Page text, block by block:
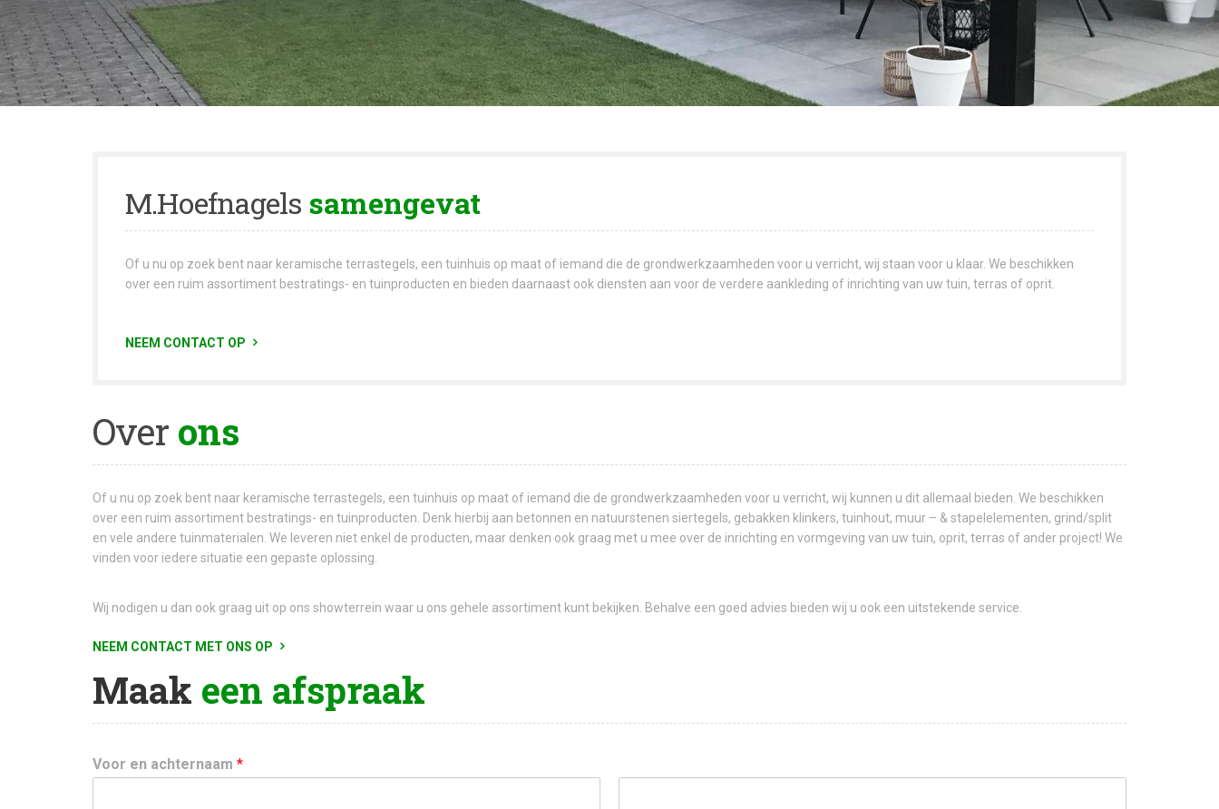
M.Hoefnagels samengevat
Of u nu op zoek bent naar keramische terrastegels, een tuinhuis op maat of iemand die de grondwerkzaamheden voor u verricht, wij staan voor u klaar. We beschikken
over een ruim assortiment bestratings- en tuinproducten en bieden daarnaast ook diensten aan voor de verdere aankleding of inrichting van uw tuin, terras of oprit.
NEEM CONTACT OP
Overons
Of u nu op zoek bent naar keramische terrastegels, een tuinhuis op maat of iemand die de grondwerkzaamheden voor u verricht, wij kunnen u dit allemaal bieden. We beschikken
over een ruim assortiment bestratings- en tuinproducten. Denk hierbij aan betonnen en natuurstenen siertegels, gebakken klinkers, tuinhout, muur – & stapelelementen, grind/split
en vele andere tuinmaterialen. We leveren niet enkel de producten, maar denken ook graag met u mee over de inrichting en vormgeving van uw tuin, oprit, terras of ander project! We
vinden voor iedere situatie een gepaste oplossing.
Wij nodigen u dan ook graag uit op ons showterrein waar u ons gehele assortiment kunt bekijken. Behalve een goed advies bieden wij u ook een uitstekende service.
NEEM CONTACT MET ONS OP
Maak een afspraak
Voor en achternaam *